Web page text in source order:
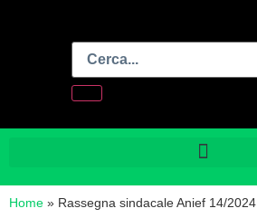
Home » Rassegna sindacale Anief 14/2024